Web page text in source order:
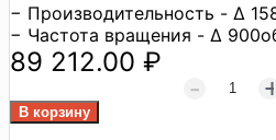
− Производительность - Δ
− Частота вращения - Δ
89 212.00 ₽